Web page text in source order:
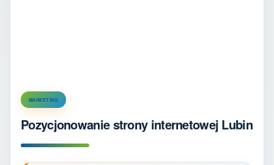
MARKETING
Pozycjonowanie strony internetowej Lubin